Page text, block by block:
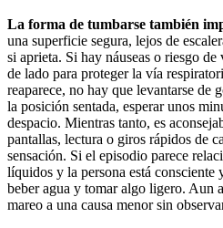
La forma de tumbarse también
una superficie segura, lejos de
si aprieta. Si hay náuseas o riesgo
de lado para proteger la vía
reaparece, no hay que levantarse de
la posición sentada, esperar unos
despacio. Mientras tanto, es
pantallas, lectura o giros rápidos de
sensación. Si el episodio parece
líquidos y la persona está consciente
beber agua y tomar algo ligero. Aun
mareo a una causa menor sin